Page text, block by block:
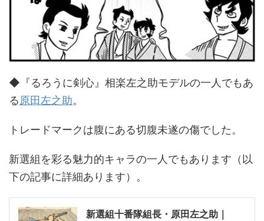
◆『るろうに剣心』相楽左之助モデルの一人でもあ
る原田左之助。
トレードマークは腹にある切腹未遂の傷でした。
新選組を彩る魅力的キャラの一人でもあります（以
下の記事に詳細あります）。
新選組十番隊組長・原田左之助｜